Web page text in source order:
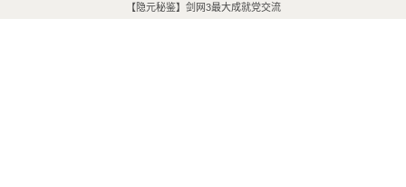
【隐元秘鉴】剑网3最大成就党交流